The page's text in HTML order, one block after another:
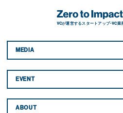
VCが運営するスタートアップ・VC
MEDIA
EVENT
ABOUT